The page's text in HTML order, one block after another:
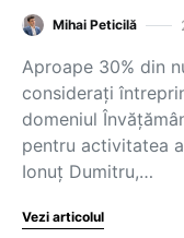
Mihai Peticilă
Aproape 30% din
considerați
domeniul
pentru activitatea
Ionuț Dumitru,…
Vezi articolul